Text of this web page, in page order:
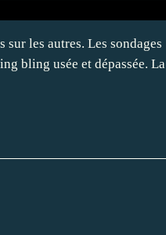
les autres. Les sondages
bling usée et dépassée. La